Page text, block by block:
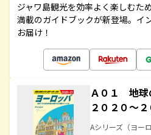
ジャワ島観光を効率よく楽しむた
満載のガイドブックが新登場。イ
お届け！
Ａ０１ 地
２０２０～
Aシリーズ（ヨー